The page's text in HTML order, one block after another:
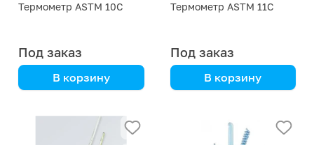
Термометр ASTM 10С
Под заказ
В корзину
определении значения
температуры вспышки
Термометр ASTM 11С
Под заказ
В корзину
определении значения
температуры вспышки